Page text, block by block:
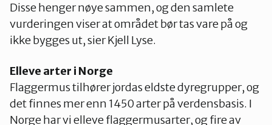
Disse henger nøye sammen, og den samlete
vurderingen viser at området bør tas vare på og
ikke bygges ut, sier Kjell Lyse.
Elleve arter i Norge
Flaggermus tilhører jordas eldste dyregrupper, og
det finnes mer enn 1450 arter på verdensbasis. I
Norge har vi elleve flaggermusarter, og fire av